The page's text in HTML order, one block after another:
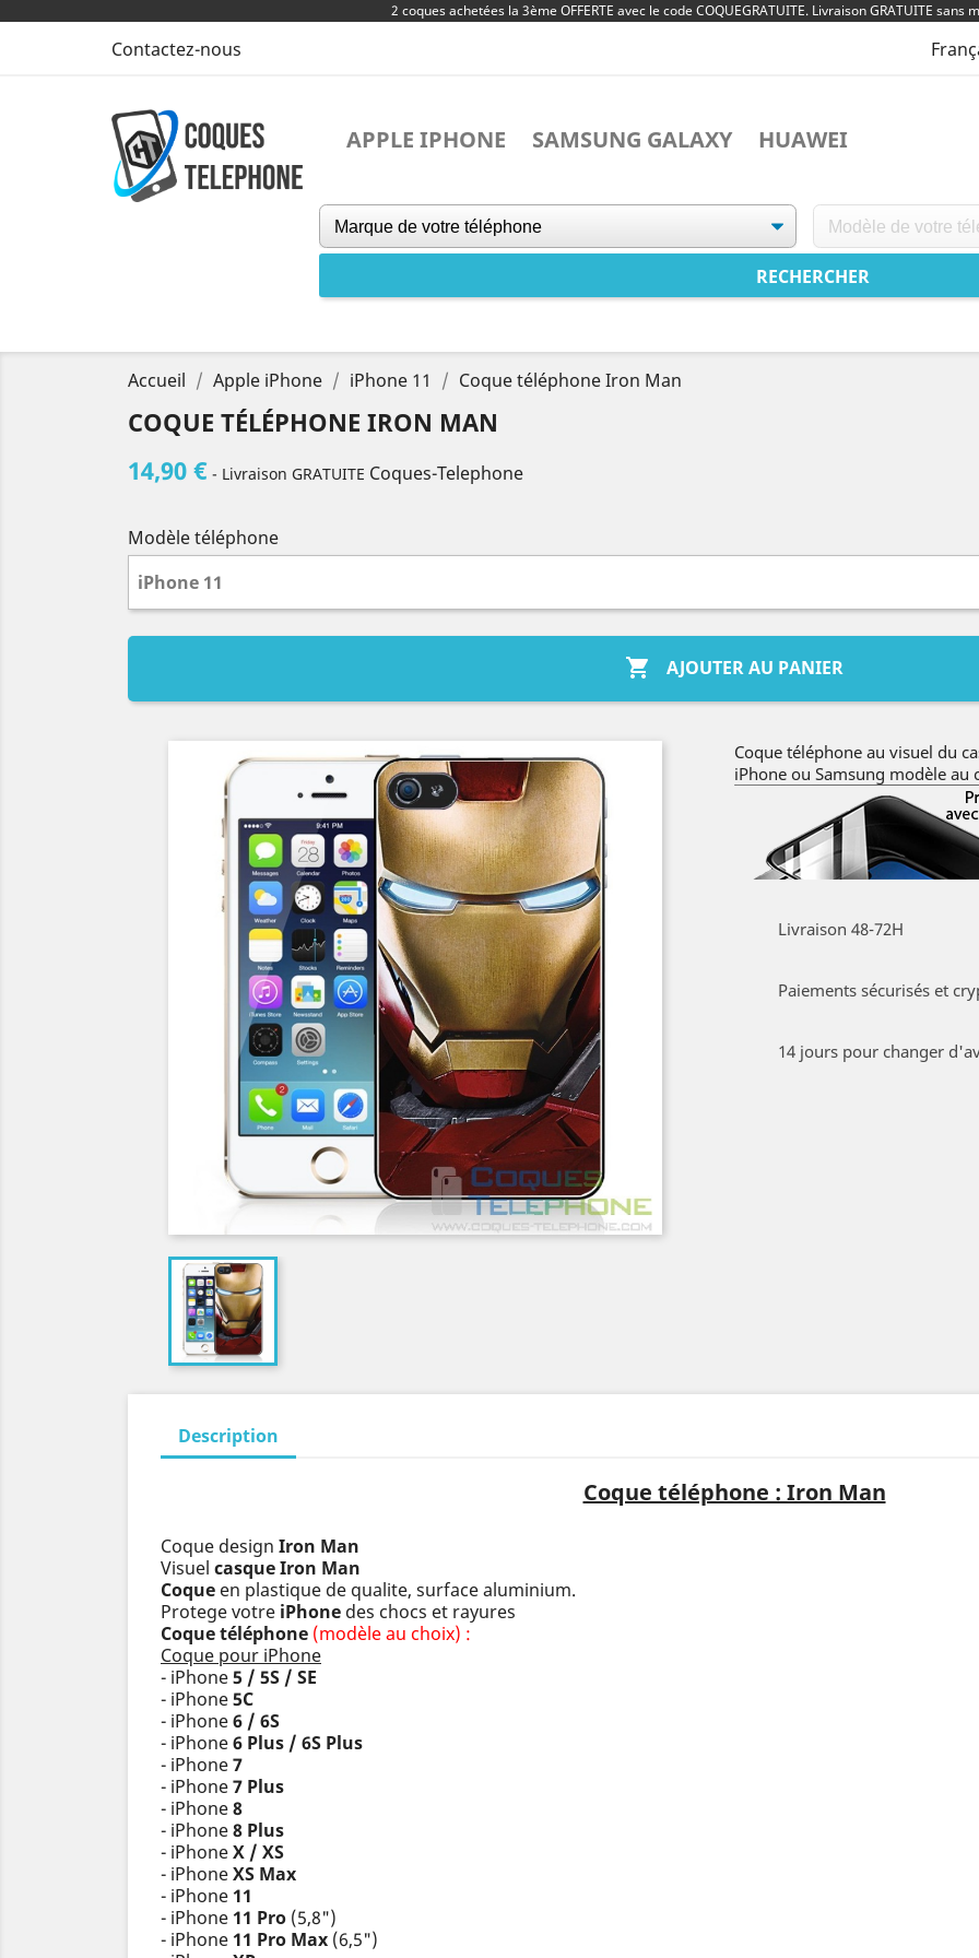
2 coques achetées la 3ème OFFERTE avec le code COQUEGRATUITE. Livraison GRATUITE sans
Contactez-nous
APPLE IPHONE SAMSUNG GALAXY HUAWEI
Accueil Apple iPhone iPhone 11 Coque téléphone Iron Man
COQUE TÉLÉPHONE IRON MAN
14,90 € - Livraison GRATUITE Coques-Telephone
Modèle téléphone
 AJOUTER AU PANIER
Coque téléphone au visuel du
iPhone ou Samsung modèle au
Livraison 48-72H
Paiements sécurisés et
14 jours pour changer
Description
Coque téléphone : Iron Man
Coque design Iron Man
Visuel casque Iron Man
Coque en plastique de qualite, surface aluminium.
Protege votre iPhone des chocs et rayures
Coque téléphone (modèle au choix) :
Coque pour iPhone
- iPhone5 / 5S / SE
- iPhone5C
- iPhone6 / 6S
- iPhone6 Plus / 6S Plus
- iPhone7
- iPhone7 Plus
- iPhone8
- iPhone8 Plus
- iPhoneX / XS
- iPhoneXS Max
- iPhone 11
- iPhone 11 Pro (5,8")
- iPhone 11 Pro Max (6,5")